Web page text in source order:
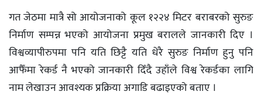
गत जेठमा मात्रै सो आयोजनाको कूल १२२४ मिटर बराबरको सुरुङ
निर्माण सम्पन्न भएको आयोजना प्रमुख बरालले जानकारी दिए ।
विश्वव्यापीरुपमा पनि यति छिट्टै यति धेरै सुरुङ निर्माण हुनु पनि
आफैँमा रेकर्ड नै भएको जानकारी दिँदै उहाँले विश्व रेकर्डका लागि
नाम लेखाउन आवश्यक प्रक्रिया अगाडि बढाइएको बताए ।